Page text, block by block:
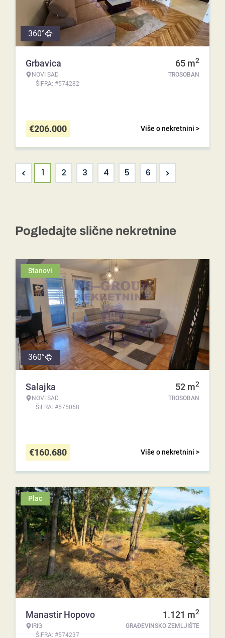
360°
Grbavica
NOVI SAD
ŠIFRA: #574282
65 m2
TROSOBAN
Više o nekretnini >
€206.000
< 1 2 3 4 5 6 >
Pogledajte slične nekretnine
Stanovi
360°
Salajka
NOVI SAD
ŠIFRA: #575068
52 m2
TROSOBAN
Više o nekretnini >
€160.680
Plac
Manastir Hopovo
IRIG
ŠIFRA: #574237
1.121 m2
GRAĐEVINSKO ZEMLJIŠTE